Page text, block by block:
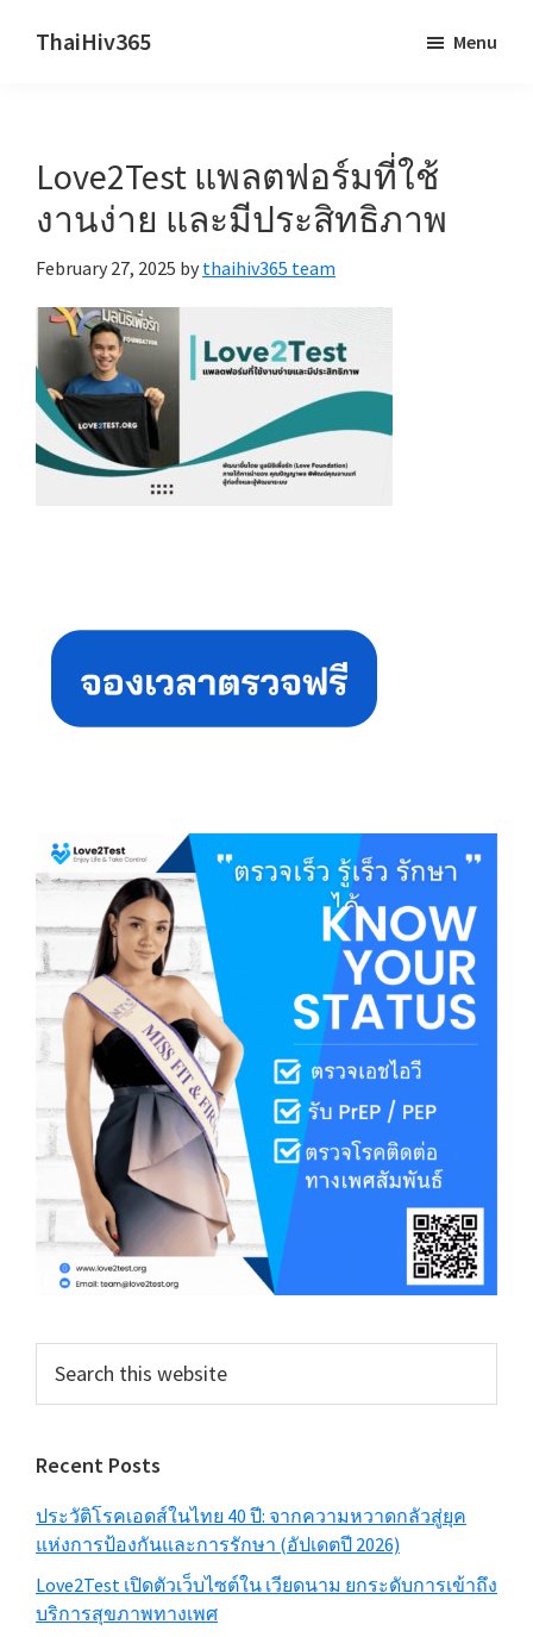
ThaiHiv365
behind.
Menu
Love2Test แพลตฟอร์มที่ใช้
งานง่าย และมีประสิทธิภาพ
February 27, 2025 by thaihiv365 team
Sidebar
this
Recent Posts
ประวัติโรคเอดส์ในไทย 40 ปี: จากความหวาดกลัวสู่ยุค
แห่งการป้องกันและการรักษา (อัปเดตปี 2026)
Love2Test เปิดตัวเว็บไซต์ใน เวียดนาม ยกระดับการเข้าถึง
บริการสุขภาพทางเพศ